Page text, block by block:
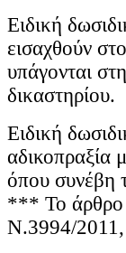
Ειδική
εισαχθούν
υπάγονται
δικαστηρίου.
Ειδική
αδικοπραξία
όπου συνέβη
*** Το άρθρο
Ν.3994/